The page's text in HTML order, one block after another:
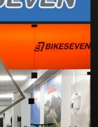
Verde